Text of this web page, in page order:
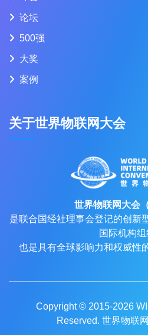
论坛
500强
大奖
案例
关于世界物联网大会
世界物联网大会
是联合国经社理事会登记的创新
国际机构组
也是具有全球影响力和权威性
Copyright © 2015-2026
Reserved. 世界物联